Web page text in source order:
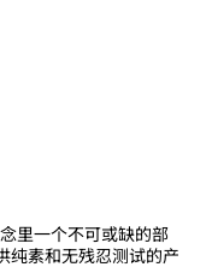
里一个不可或缺的部
纯素和无残忍测试的产